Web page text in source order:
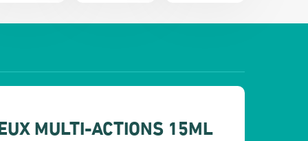
MULTI-ACTIONS 15ML